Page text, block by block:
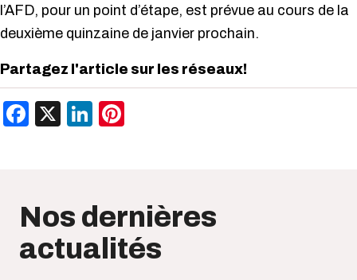
l’AFD, pour un point d’étape, est prévue au cours de la
deuxième quinzaine de janvier prochain.
Partagez l'article sur les réseaux!
Facebook
X LinkedIn
Nos dernières
actualités